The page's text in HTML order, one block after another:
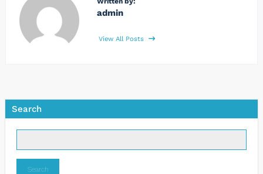
admin
View All Posts
Search
Search